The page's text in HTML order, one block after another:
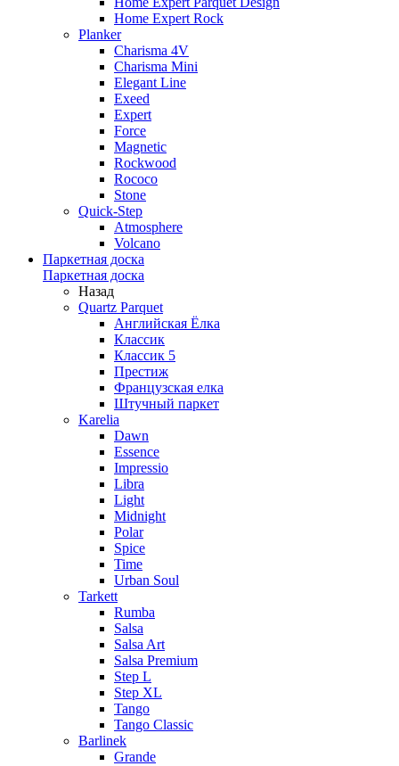
Home Expert Rock
Planker
Charisma 4V
Charisma Mini
Elegant Line
Exeed
Expert
Force
Magnetic
Rockwood
Rococo
Stone
Quick-Step
Atmosphere
Volcano
Паркетная доска
Паркетная доска
Назад
Quartz Parquet
Английская Ёлка
Классик
Классик 5
Престиж
Французская елка
Штучный паркет
Karelia
Dawn
Essence
Impressio
Libra
Light
Midnight
Polar
Spice
Time
Urban Soul
Tarkett
Rumba
Salsa
Salsa Art
Salsa Premium
Step L
Step XL
Tango
Tango Classic
Barlinek
Grande